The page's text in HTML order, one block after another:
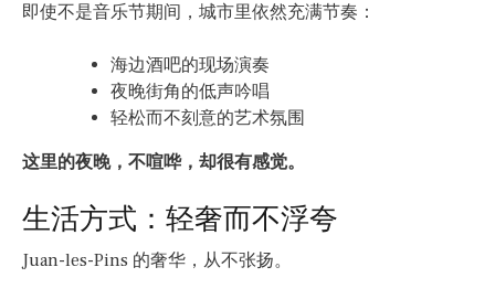
即使不是音乐节期间，城市里依然充满节奏：
海边酒吧的现场演奏
夜晚街角的低声吟唱
轻松而不刻意的艺术氛围
这里的夜晚，不喧哗，却很有感觉。
生活方式：轻奢而不浮夸
Juan-les-Pins 的奢华，从不张扬。